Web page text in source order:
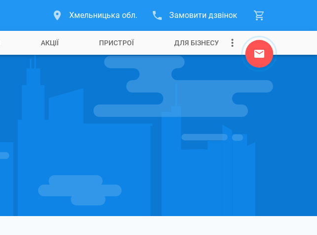
Хмельницька обл. Замовити дзвінок
АКЦІЇ ПРИСТРОЇ ДЛЯ БІЗНЕСУ